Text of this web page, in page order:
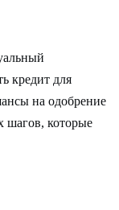
кредит для
на одобрение
шагов, которые